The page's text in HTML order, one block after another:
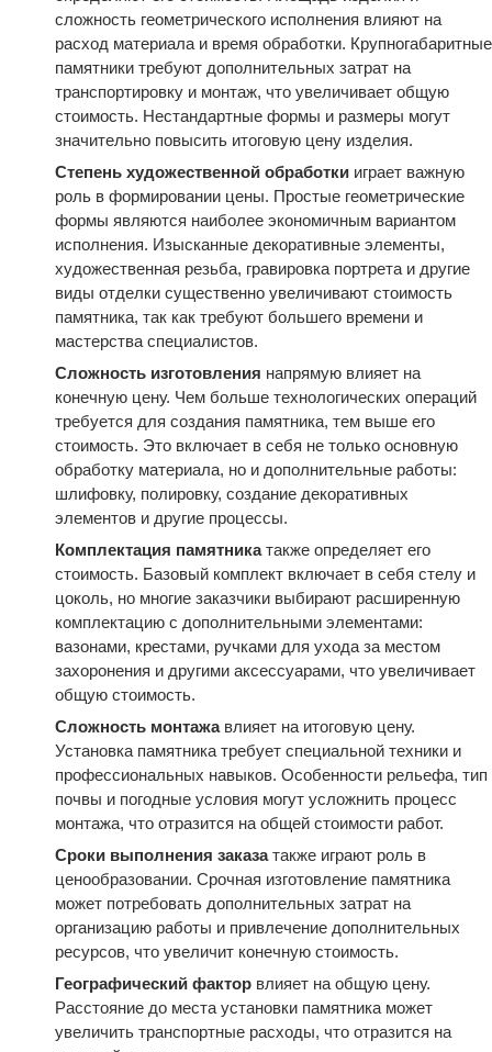
сложность геометрического исполнения влияют на
расход материала и время обработки. Крупногабаритные
памятники требуют дополнительных затрат на
транспортировку и монтаж, что увеличивает общую
стоимость. Нестандартные формы и размеры могут
значительно повысить итоговую цену изделия.
Степень художественной обработки играет важную
роль в формировании цены. Простые геометрические
формы являются наиболее экономичным вариантом
исполнения. Изысканные декоративные элементы,
художественная резьба, гравировка портрета и другие
виды отделки существенно увеличивают стоимость
памятника, так как требуют большего времени и
мастерства специалистов.
Сложность изготовления напрямую влияет на
конечную цену. Чем больше технологических операций
требуется для создания памятника, тем выше его
стоимость. Это включает в себя не только основную
обработку материала, но и дополнительные работы:
шлифовку, полировку, создание декоративных
элементов и другие процессы.
Комплектация памятникатакже определяет его
стоимость. Базовый комплект включает в себя стелу и
цоколь, но многие заказчики выбирают расширенную
комплектацию с дополнительными элементами:
вазонами, крестами, ручками для ухода за местом
захоронения и другими аксессуарами, что увеличивает
общую стоимость.
Сложность монтажавлияет на итоговую цену.
Установка памятника требует специальной техники и
профессиональных навыков. Особенности рельефа, тип
почвы и погодные условия могут усложнить процесс
монтажа, что отразится на общей стоимости работ.
Сроки выполнения заказатакже играют роль в
ценообразовании. Срочная изготовление памятника
может потребовать дополнительных затрат на
организацию работы и привлечение дополнительных
ресурсов, что увеличит конечную стоимость.
Географический фактор влияет на общую цену.
Расстояние до места установки памятника может
увеличить транспортные расходы, что отразится на